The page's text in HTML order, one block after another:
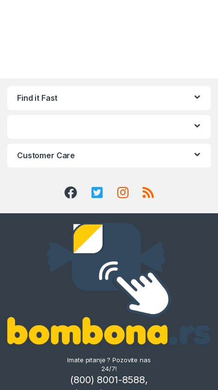
Find it Fast
Customer Care
Imate pitanje ? Pozovite nas
24/7!
(800) 8001-8588,